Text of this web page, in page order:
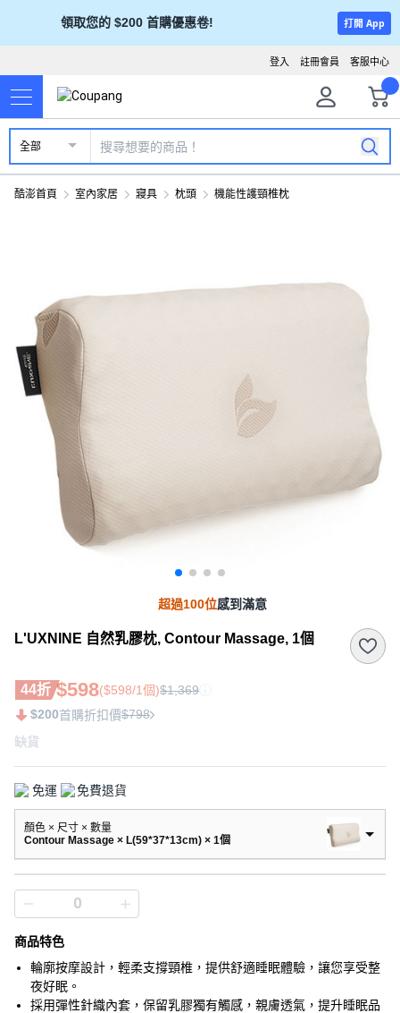
領取您的 $200 首購優惠卷! 打開 App
客服中心
註冊會員
登入
全部
酷澎首頁 室內家居 寢具 枕頭 機能性護頸椎枕
超過100位感到滿意
L'UXNINE 自然乳膠枕, Contour Massage, 1個
44折 $598($598/1個)$1,369
$200首購折扣價$798
缺貨
免運 免費退貨
顏色 × 尺寸 × 數量
Contour Massage × L(59*37*13cm) × 1個
商品特色
輪廓按摩設計，輕柔支撐頸椎，提供舒適睡眠體驗，讓您享受整
夜好眠。
採用彈性針織內套，保留乳膠獨有觸感，親膚透氣，提升睡眠品